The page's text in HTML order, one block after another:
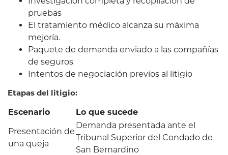
pruebas
El tratamiento médico alcanza su máxima
mejoría.
Paquete de demanda enviado a las compañías
de seguros
Intentos de negociación previos al litigio
Etapas del litigio:
Escenario
Lo que sucede
Presentación de
una queja
Demanda presentada ante el
Tribunal Superior del Condado de
San Bernardino